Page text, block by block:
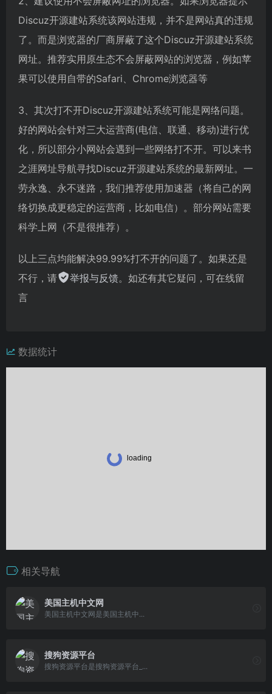
Discuz开源建站系统该网站违规，并不是网站真的违规
了。而是浏览器的厂商屏蔽了这个Discuz开源建站系统
网址。推荐实用原生态不会屏蔽网站的浏览器，例如苹
果可以使用自带的Safari、Chrome浏览器等
3、其次打不开Discuz开源建站系统可能是网络问题。
好的网站会针对三大运营商(电信、联通、移动)进行优
化，所以部分小网站会遇到一些网络打不开。可以来书
之涯网址导航寻找Discuz开源建站系统的最新网址。一
劳永逸、永不迷路，我们推荐使用加速器（将自己的网
络切换成更稳定的运营商，比如电信）。部分网站需要
科学上网（不是很推荐）。
以上三点均能解决99.99%打不开的问题了。如果还是
不行，请
举报与反馈。如还有其它疑问，可在线留
言
数据统计
相关导航
美国主机中文网
美国主机中文网是美国主机中...
搜狗资源平台
搜狗资源平台是搜狗资源平台_...